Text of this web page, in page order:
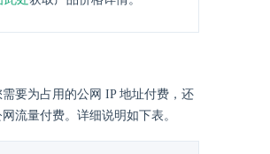
要为占用的公网 IP 地址付费，还
流量付费。详细说明如下表。